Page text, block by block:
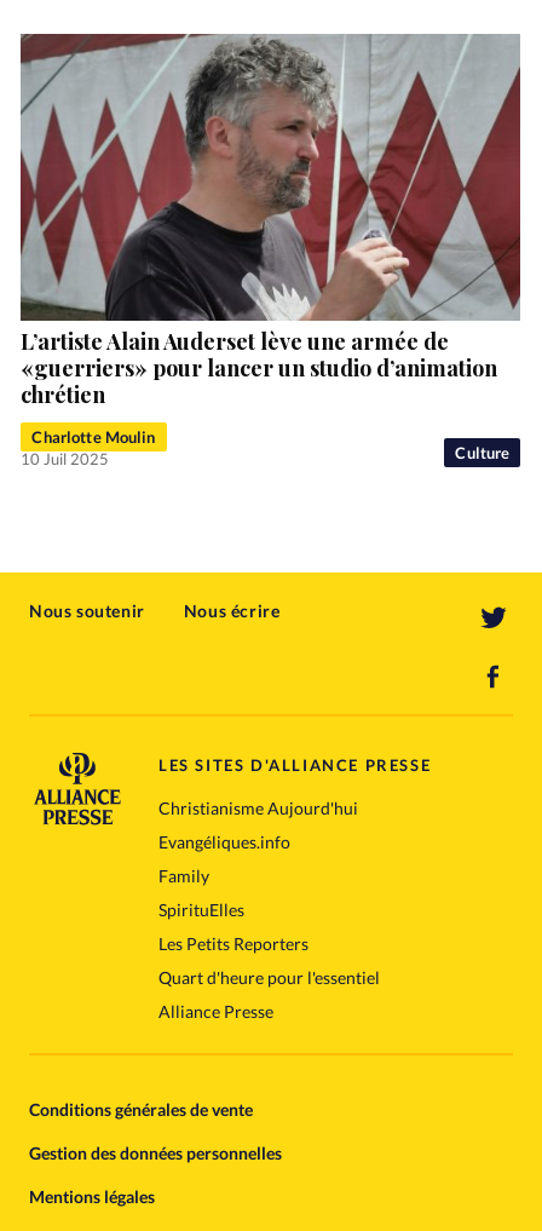
Culture
L’artiste Alain Auderset lève une armée de
«guerriers» pour lancer un studio d’animation
chrétien
Charlotte Moulin
10 Juil 2025
Nous soutenir Nous écrire
LES SITES D'ALLIANCE PRESSE
Christianisme Aujourd'hui
Evangéliques.info
Family
SpirituElles
Les Petits Reporters
Quart d'heure pour l'essentiel
Alliance Presse
Conditions générales de vente
Gestion des données personnelles
Mentions légales